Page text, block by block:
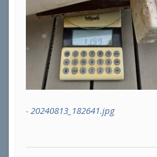
20240813_182641.jpg